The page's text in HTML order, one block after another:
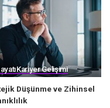
Kariyer Gelişimi
Düşünme ve Zihinsel